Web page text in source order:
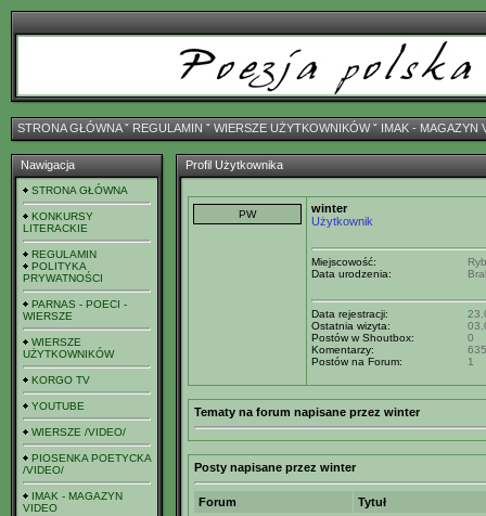
STRONA GŁÓWNAˇ REGULAMIN ˇ WIERSZE UŻYTKOWNIKÓWˇ IMAK - MAGAZYN
Nawigacja
STRONA GŁÓWNA
KONKURSY
LITERACKIE
REGULAMIN
POLITYKA
PRYWATNOŚCI
PARNAS - POECI -
WIERSZE
WIERSZE
UŻYTKOWNIKÓW
KORGO TV
YOUTUBE
WIERSZE /VIDEO/
PIOSENKA POETYCKA
/VIDEO/
IMAK - MAGAZYN
VIDEO
Profil Użytkownika
winter
Użytkownik
Miejscowość:
Data urodzenia:
Data rejestracji:
Ostatnia wizyta:
Postów w Shoutbox:
0
Komentarzy:
635
Postów na Forum:
1
Tematy na forum napisane przez winter
Posty napisane przez winter
Forum
Tytuł